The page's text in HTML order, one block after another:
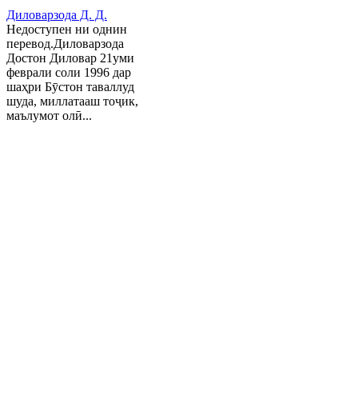
Диловарзода Д. Д.
Недоступен ни однин
перевод.Диловарзода
Достон Диловар 21уми
феврали соли 1996 дар
шаҳри Бӯстон таваллуд
шуда, миллатааш тоҷик,
маълумот олӣ...